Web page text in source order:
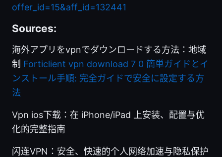
offer_id=15&aff_id=132441
Sources:
海外アプリをvpnでダウンロードする方法：地域
制 Forticlient vpn download 7 0 簡単ガイドとイ
ンストール手順: 完全ガイドで安全に設定する方
法
Vpn ios下载：在 iPhone/iPad 上安装、配置与优
化的完整指南
闪连VPN：安全、快速的个人网络加速与隐私保护